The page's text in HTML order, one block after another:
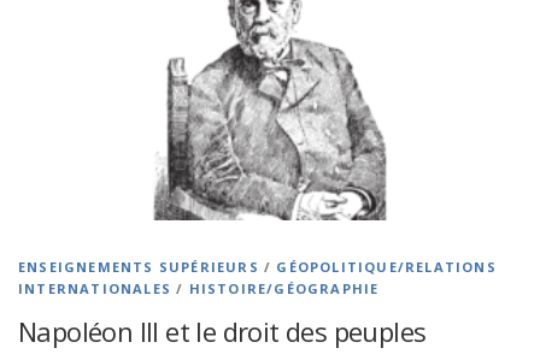
ENSEIGNEMENTS SUPÉRIEURS / GÉOPOLITIQUE/RELATIONS
INTERNATIONALES / HISTOIRE/GÉOGRAPHIE
Napoléon III et le droit des peuples